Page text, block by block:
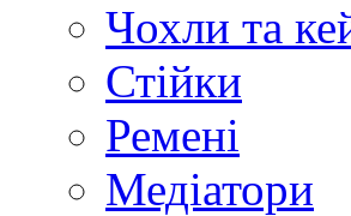
Чохли та
Стійки
Ремені
Медіатори